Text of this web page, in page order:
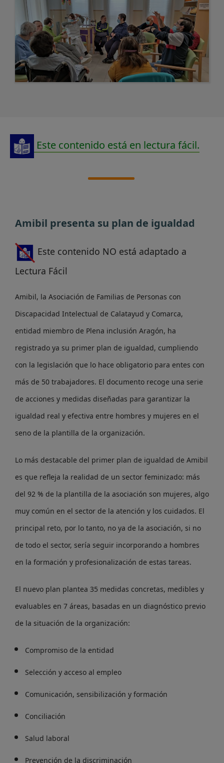
Este contenido está en lectura fácil.
Amibil presenta su plan de igualdad
Este contenido NO está adaptado a
Lectura Fácil
Amibil, la Asociación de Familias de Personas con
Discapacidad Intelectual de Calatayud y Comarca,
entidad miembro de Plena inclusión Aragón, ha
registrado ya su primer plan de igualdad, cumpliendo
con la legislación que lo hace obligatorio para entes con
más de 50 trabajadores. El documento recoge una serie
de acciones y medidas diseñadas para garantizar la
igualdad real y efectiva entre hombres y mujeres en el
seno de la plantilla de la organización.
Lo más destacable del primer plan de igualdad de Amibil
es que refleja la realidad de un sector feminizado: más
del 92 % de la plantilla de la asociación son mujeres, algo
muy común en el sector de la atención y los cuidados. El
principal reto, por lo tanto, no ya de la asociación, si no
de todo el sector, sería seguir incorporando a hombres
en la formación y profesionalización de estas tareas.
El nuevo plan plantea 35 medidas concretas, medibles y
evaluables en 7 áreas, basadas en un diagnóstico previo
de la situación de la organización:
Compromiso de la entidad
Selección y acceso al empleo
Comunicación, sensibilización y formación
Conciliación
Salud laboral
Prevención de la discriminación